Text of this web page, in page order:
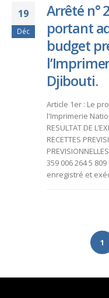
19
Déc
Arrêté n°
portant
budget
Djibouti.
Article 1er : Le
l'Imprimerie
RESULTAT DE
RECETTES
359 006 264 5
enregistré et
1